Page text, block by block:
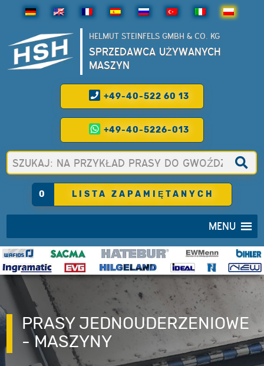
HELMUT STEINFELS GMBH & CO. KG
SPRZEDAWCA UŻYWANYCH
MASZYN
+49-40-522 60 13
+49-40-5226-013
0 LISTA ZAPAMIĘTANYCH
MENU
PRASY JEDNOUDERZENIOWE
- MASZYNY